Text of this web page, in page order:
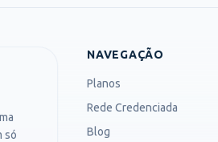
só
NAVEGAÇÃO
Planos
Rede Credenciada
Blog